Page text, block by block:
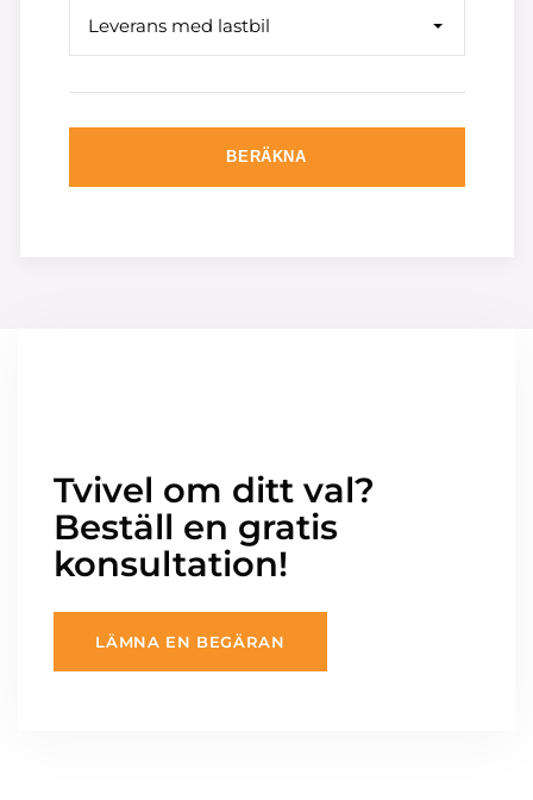
Leverans med lastbil
BERÄKNA
Tvivel om ditt val?
Beställ en gratis
konsultation!
LÄMNA EN BEGÄRAN